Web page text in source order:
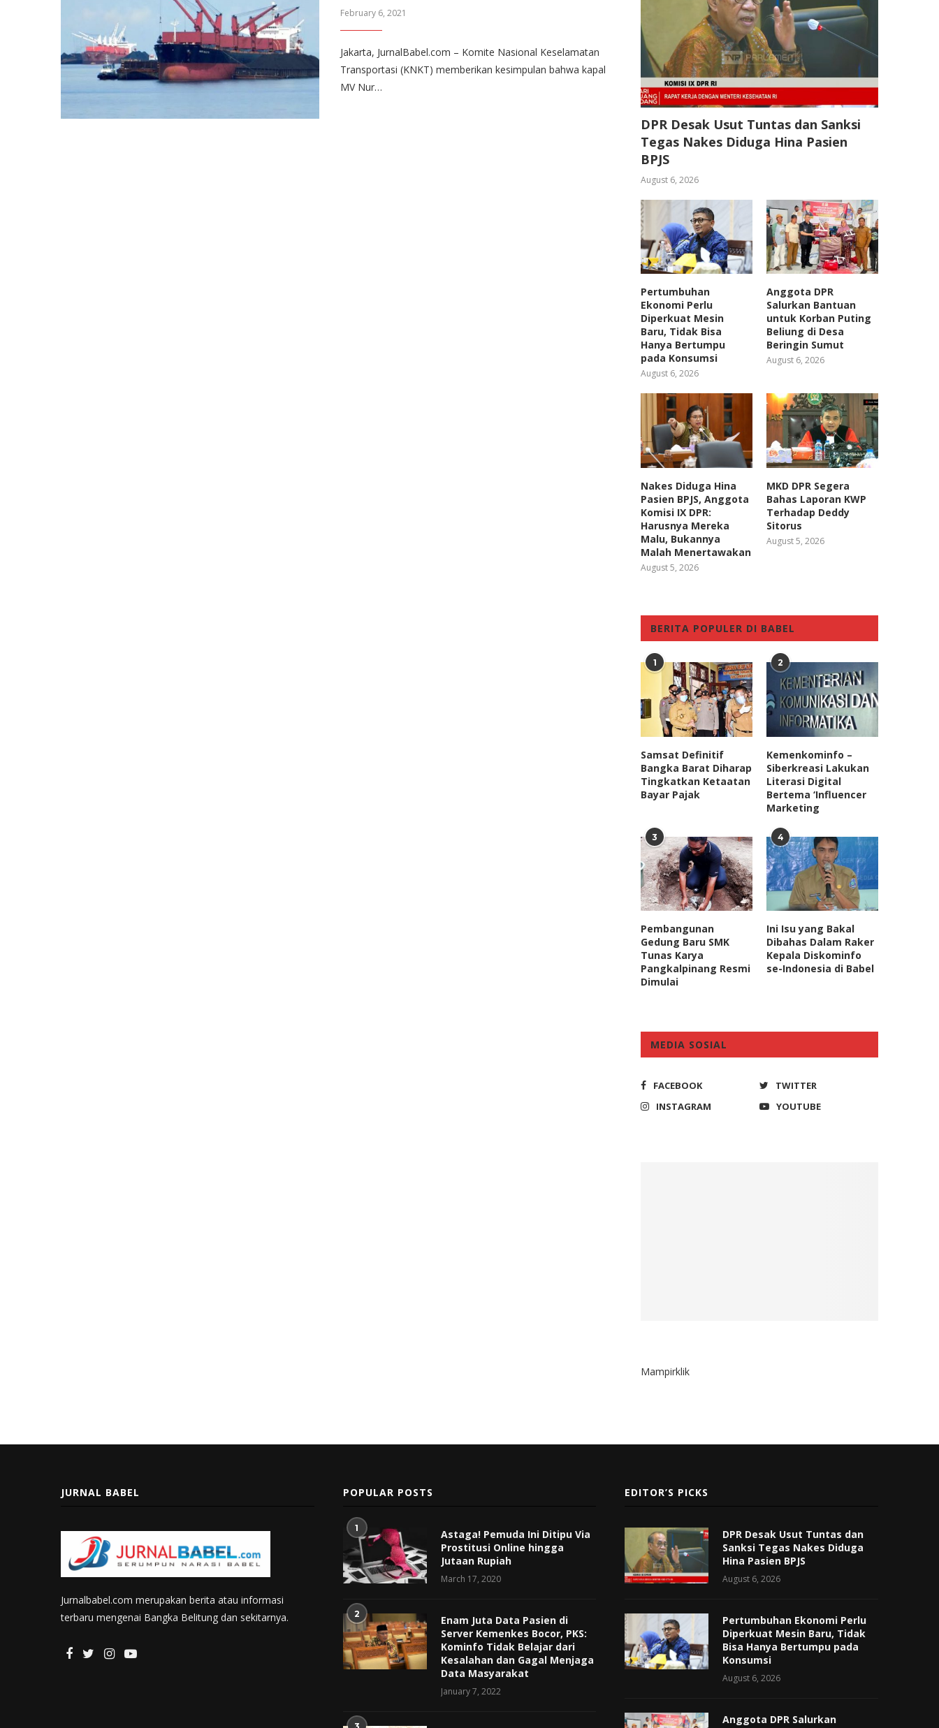
February 6, 2021
Jakarta, JurnalBabel.com – Komite Nasional Keselamatan
Transportasi (KNKT) memberikan kesimpulan bahwa kapal
MV Nur…
DPR Desak Usut Tuntas dan Sanksi
Tegas Nakes Diduga Hina Pasien
BPJS
August 6, 2026
Pertumbuhan
Ekonomi Perlu
Diperkuat Mesin
Baru, Tidak Bisa
Hanya Bertumpu
pada Konsumsi
August 6, 2026
Anggota DPR
Salurkan Bantuan
untuk Korban Puting
Beliung di Desa
Beringin Sumut
August 6, 2026
Nakes Diduga Hina
Pasien BPJS, Anggota
Komisi IX DPR:
Harusnya Mereka
Malu, Bukannya
Malah Menertawakan
August 5, 2026
MKD DPR Segera
Bahas Laporan KWP
Terhadap Deddy
Sitorus
August 5, 2026
BERITA POPULER DI BABEL
1
Samsat Definitif
Bangka Barat Diharap
Tingkatkan Ketaatan
Bayar Pajak
2
Kemenkominfo –
Siberkreasi Lakukan
Literasi Digital
Bertema ‘Influencer
Marketing
3
Pembangunan
Gedung Baru SMK
Tunas Karya
Pangkalpinang Resmi
Dimulai
4
Ini Isu yang Bakal
Dibahas Dalam Raker
Kepala Diskominfo
se-Indonesia di Babel
MEDIA SOSIAL
FACEBOOK
TWITTER
INSTAGRAM
YOUTUBE
Mampirklik
JURNAL BABEL
Jurnalbabel.com merupakan berita atau informasi
terbaru mengenai Bangka Belitung dan sekitarnya.
POPULAR POSTS
1
Astaga! Pemuda Ini Ditipu Via
Prostitusi Online hingga
Jutaan Rupiah
March 17, 2020
2
Enam Juta Data Pasien di
Server Kemenkes Bocor, PKS:
Kominfo Tidak Belajar dari
Kesalahan dan Gagal Menjaga
Data Masyarakat
January 7, 2022
EDITOR’S PICKS
DPR Desak Usut Tuntas dan
Sanksi Tegas Nakes Diduga
Hina Pasien BPJS
August 6, 2026
Pertumbuhan Ekonomi Perlu
Diperkuat Mesin Baru, Tidak
Bisa Hanya Bertumpu pada
Konsumsi
August 6, 2026
Anggota DPR Salurkan